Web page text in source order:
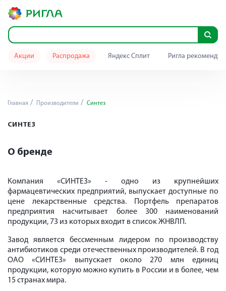
Акции Распродажа Яндекс Сплит Ригла
Главная Производители Синтез
СИНТЕЗ
О бренде
Компания «СИНТЕЗ» - одно из крупнейших
фармацевтических предприятий, выпускает доступные по
цене лекарственные средства. Портфель препаратов
предприятия насчитывает более 300 наименований
продукции, 73 из которых входит в список ЖНВЛП.
Завод является бессменным лидером по производству
антибиотиков среди отечественных производителей. В год
ОАО «СИНТЕЗ» выпускает около 270 млн единиц
продукции, которую можно купить в России и в более, чем
15 странах мира.